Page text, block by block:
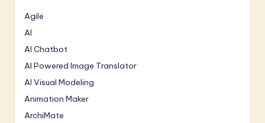
e
n
n
o
v
Agile
AI
AI Chatbot
AI Powered Image Translator
AI Visual Modeling
Animation Maker
ArchiMate